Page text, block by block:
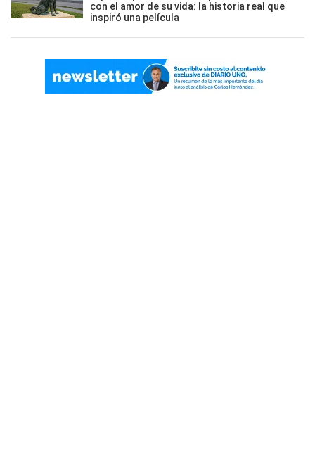
con el amor de su vida: la historia real que
inspiró una película